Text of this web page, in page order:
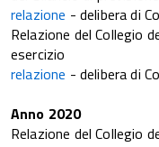
relazione - delibera di
Relazione del Collegio
esercizio
relazione - delibera di
Anno 2020
Relazione del Collegio